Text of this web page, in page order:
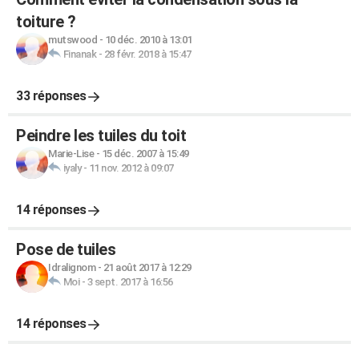
toiture ?
mutswood - 10 déc. 2010 à 13:01
Finanak- 28 févr. 2018 à 15:47
33 réponses
Peindre les tuiles du toit
Marie-Lise- 15 déc. 2007 à 15:49
iyaly- 11 nov. 2012 à 09:07
14 réponses
Pose de tuiles
Idralignom- 21 août 2017 à 12:29
Moi- 3 sept. 2017 à 16:56
14 réponses